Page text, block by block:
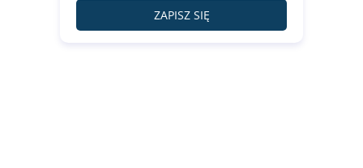
ZAPISZ SIĘ